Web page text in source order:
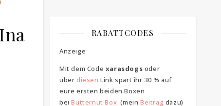
RABATTCODES
Anzeige
Mit dem Code xarasdogs oder
über diesen Link spart ihr 30 % auf
eure ersten beiden Boxen
beiButternut Box (meinBeitrag dazu)